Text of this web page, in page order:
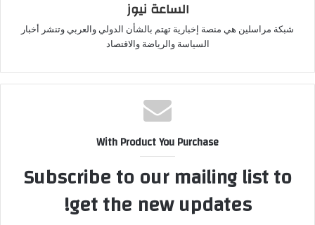
الساعة نيوز
شبكة مراسلين هي منصة إخبارية تهتم بالشأن الدولي والعربي وتنشر أخبار
السياسة والرياضة والاقتصاد
With Product You Purchase
Subscribe to our mailing list to
get the new updates!